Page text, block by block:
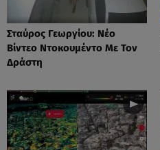
Σταύρος Γεωργίου: Νέο
Βίντεο Ντοκουμέντο Με Τον
Δράστη